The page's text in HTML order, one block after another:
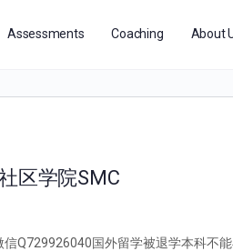
Assessments Coaching About
区学院SMC
信Q729926040国外留学被退学本科不